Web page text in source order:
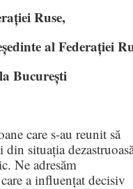
Ruse,
al Federației
București
care s-au reunit să
din situația
Ne adresăm
a influențat decisiv